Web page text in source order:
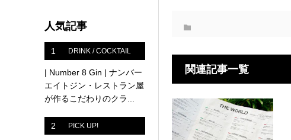
関連記事一覧
人気記事
1 DRINK / COCKTAIL
| Number 8 Gin | ナンバー
エイトジン・レストラン屋
が作るこだわりのクラ...
2 PICK UP!